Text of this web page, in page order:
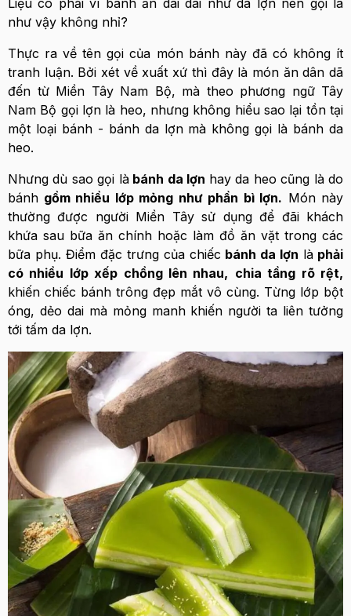
Liệu có phải vì bánh ăn dai dai như da lợn nên gọi là
như vậy không nhỉ?
Thực ra về tên gọi của món bánh này đã có không ít
tranh luận. Bởi xét về xuất xứ thì đây là món ăn dân dã
đến từ Miền Tây Nam Bộ, mà theo phương ngữ Tây
Nam Bộ gọi lợn là heo, nhưng không hiểu sao lại tồn tại
một loại bánh - bánh da lợn mà không gọi là bánh da
heo.
Nhưng dù sao gọi làbánh da lợn hay da heo cũng là do
bánh gồm nhiều lớp mỏng như phần bì lợn. Món này
thường được người Miền Tây sử dụng để đãi khách
khứa sau bữa ăn chính hoặc làm đồ ăn vặt trong các
bữa phụ. Điểm đặc trưng của chiếc bánh da lợn là phải
có nhiều lớp xếp chồng lên nhau, chia tầng rõ rệt,
khiến chiếc bánh trông đẹp mắt vô cùng. Từng lớp bột
óng, dẻo dai mà mỏng manh khiến người ta liên tưởng
tới tấm da lợn.